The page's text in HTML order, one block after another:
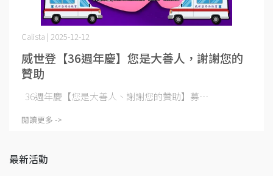
威世登【36週年慶】您是大善人，謝謝您的
贊助
Calista | 2025-12-12
36週年慶【您是大善人、謝謝您的贊助】募⋯
閱讀更多 ->
最新活動